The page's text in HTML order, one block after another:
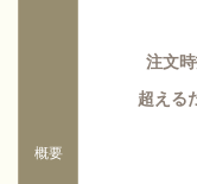
概要
注文
超える